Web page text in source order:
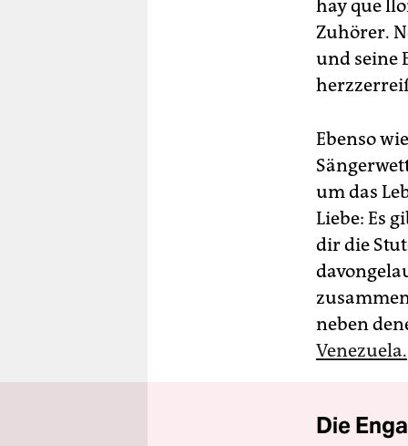
hay que
Zuhörer.
und seine
Ebenso
um das
Liebe: Es
dir die
neben
Venezuela.
Die